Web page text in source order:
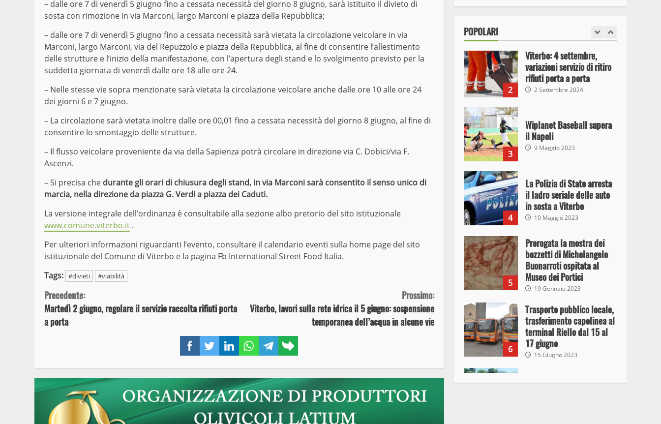
FacebookTwitterLinkedInWhatsAppTelegram
link
– dalle ore 7 di venerdì 5 giugno fino a cessata necessità del giorno 8 giugno, sarà istituito il divieto di
sosta con rimozione in via Marconi, largo Marconi e piazza della Repubblica;
– dalle ore 7 di venerdì 5 giugno fino a cessata necessità sarà vietata la circolazione veicolare in via
Marconi, largo Marconi, via del Repuzzolo e piazza della Repubblica, al fine di consentire l’allestimento
delle strutture e l’inizio della manifestazione, con l’apertura degli stand e lo svolgimento previsto per la
suddetta giornata di venerdì dalle ore 18 alle ore 24.
– Nelle stesse vie sopra menzionate sarà vietata la circolazione veicolare anche dalle ore 10 alle ore 24
dei giorni 6 e 7 giugno.
– La circolazione sarà vietata inoltre dalle ore 00,01 fino a cessata necessità del giorno 8 giugno, al fine di
consentire lo smontaggio delle strutture.
– Il flusso veicolare proveniente da via della Sapienza potrà circolare in direzione via C. Dobici/via F.
Ascenzi.
– Si precisa che durante gli orari di chiusura degli stand, in via Marconi sarà consentito il senso unico di
marcia, nella direzione da piazza G. Verdi a piazza dei Caduti.
La versione integrale dell’ordinanza è consultabile alla sezione albo pretorio del sito istituzionale
www.comune.viterbo.it .
Per ulteriori informazioni riguardanti l’evento, consultare il calendario eventi sulla home page del sito
istituzionale del Comune di Viterbo e la pagina Fb International Street Food Italia.
Tags: #divieti #viabilità
Continue
Reading
Precedente:
Martedì 2 giugno, regolare il servizio raccolta rifiuti porta
a porta
Prossimo:
Viterbo, lavori sulla rete idrica il 5 giugno: sospensione
temporanea dell’acqua in alcune vie
POPOLARI
fini di spaccio di sostanze
2
Viterbo: 4 settembre,
variazioni servizio di ritiro
rifiuti porta a porta
2 Settembre 2024
3
Wiplanet Baseball supera
il Napoli
9 Maggio 2023
4
La Polizia di Stato arresta
il ladro seriale delle auto
in sosta a Viterbo
10 Maggio 2023
5
Prorogata la mostra dei
bozzetti di Michelangelo
Buonarroti ospitata al
Museo dei Portici
19 Gennaio 2023
6
Trasporto pubblico locale,
trasferimento capolinea al
terminal Riello dal 15 al
17 giugno
15 Giugno 2023
Giochi Sportivi